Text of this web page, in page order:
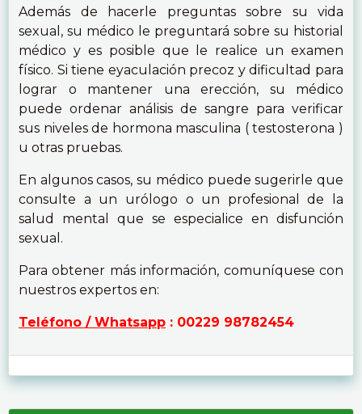
Además de hacerle preguntas sobre su vida
sexual, su médico le preguntará sobre su historial
médico y es posible que le realice un examen
físico. Si tiene eyaculación precoz y dificultad para
lograr o mantener una erección, su médico
puede ordenar análisis de sangre para verificar
sus niveles de hormona masculina ( testosterona )
u otras pruebas.
En algunos casos, su médico puede sugerirle que
consulte a un urólogo o un profesional de la
salud mental que se especialice en disfunción
sexual.
Para obtener más información, comuníquese con
nuestros expertos en:
Teléfono / Whatsapp : 00229 98782454